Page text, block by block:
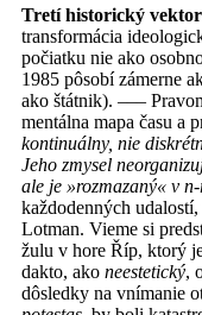
Tretí historický
transformácia
počiatku nie ako
1985 pôsobí zámerne
ako štátnik). –––
mentálna mapa času a
kontinuálny, nie
Jeho zmysel
ale je »rozmazaný« v
každodenných
Lotman. Vieme si
žulu v hore Říp, ktorý
dakto, ako neestetický,
dôsledky na vnímanie